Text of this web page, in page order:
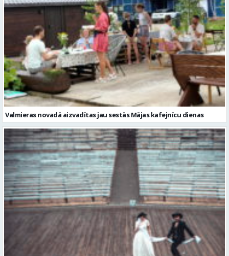
Valmieras novadā aizvadītas jau sestās Mājas kafejnīcu dienas